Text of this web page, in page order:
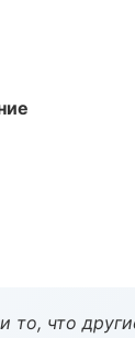
то, что